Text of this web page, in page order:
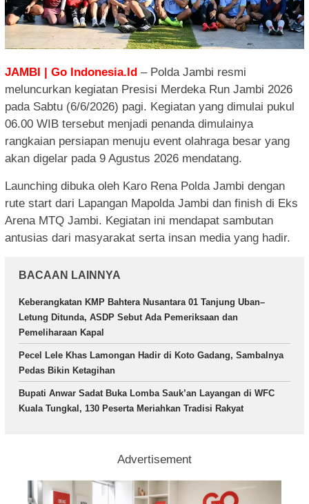
JAMBI | Go Indonesia.Id – Polda Jambi resmi
meluncurkan kegiatan Presisi Merdeka Run Jambi 2026
pada Sabtu (6/6/2026) pagi. Kegiatan yang dimulai pukul
06.00 WIB tersebut menjadi penanda dimulainya
rangkaian persiapan menuju event olahraga besar yang
akan digelar pada 9 Agustus 2026 mendatang.
Launching dibuka oleh Karo Rena Polda Jambi dengan
rute start dari Lapangan Mapolda Jambi dan finish di Eks
Arena MTQ Jambi. Kegiatan ini mendapat sambutan
antusias dari masyarakat serta insan media yang hadir.
BACAAN LAINNYA
Keberangkatan KMP Bahtera Nusantara 01 Tanjung Uban–
Letung Ditunda, ASDP Sebut Ada Pemeriksaan dan
Pemeliharaan Kapal
Pecel Lele Khas Lamongan Hadir di Koto Gadang, Sambalnya
Pedas Bikin Ketagihan
Bupati Anwar Sadat Buka Lomba Sauk’an Layangan di WFC
Kuala Tungkal, 130 Peserta Meriahkan Tradisi Rakyat
Advertisement